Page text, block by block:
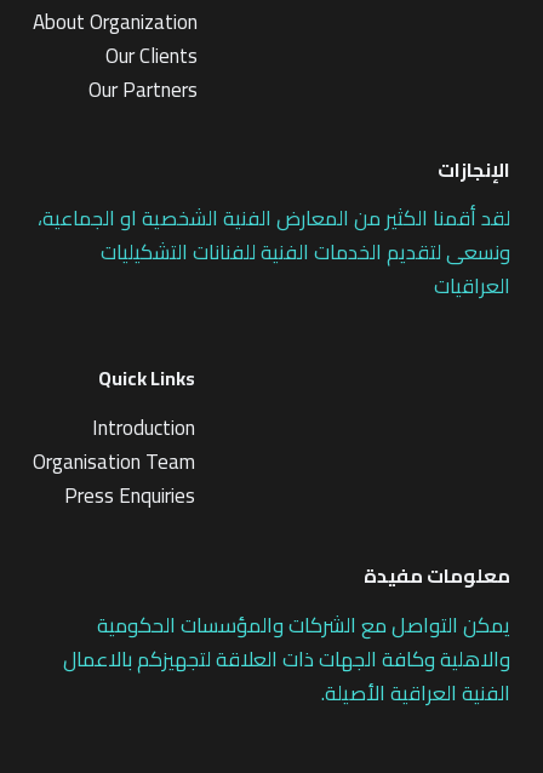
About Organization
Our Clients
Our Partners
الإنجازات
لقد أقمنا الكثير من المعارض الفنية الشخصية او الجماعية،
ونسعى لتقديم الخدمات الفنية للفنانات التشكيليات
العراقيات
Quick Links
Introduction
Organisation Team
Press Enquiries
معلومات مفيدة
يمكن التواصل مع الشركات والمؤسسات الحكومية
والاهلية وكافة الجهات ذات العلاقة لتجهيزكم بالاعمال
الفنية العراقية الأصيلة.